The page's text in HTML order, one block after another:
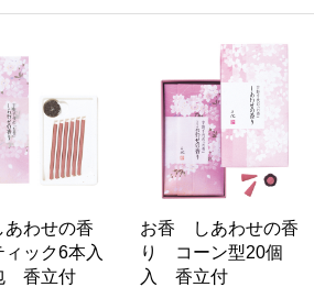
わせの香
ック6本入
香立付
お香 しあわせの香
り コーン型20個
入 香立付